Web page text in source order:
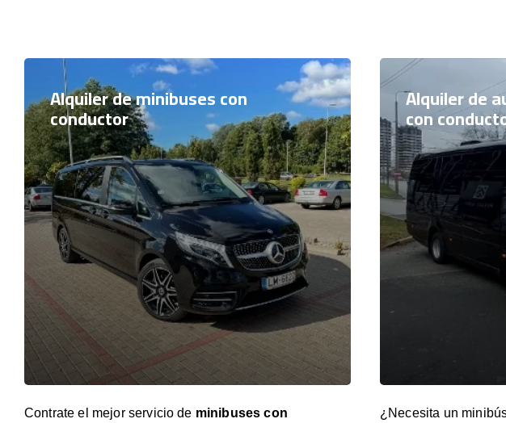
Alquiler de minibuses con
conductor
Contrate el mejor servicio de minibuses con
Alquiler de
con
¿Necesita un